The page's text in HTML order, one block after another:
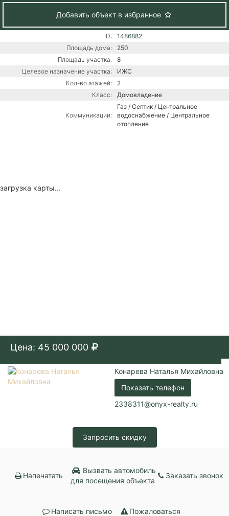
Добавить объект в избранное
ID:
1486882
Площадь дома:
250
Площадь участка:
8
Целевое назначение участка:
ИЖС
Кол-во этажей:
2
Класс:
Домовладение
Коммуникации:
Газ / Септик / Центральное
водоснабжение / Центральное
отопление
загрузка карты...
Цена: 45 000 000
Конарева Наталья Михайловна
Показать телефон
2338311@onyx-realty.ru
Запросить скидку
Напечатать
Вызвать автомобиль
для посещения объекта
Заказать звонок
Написать письмо Пожаловаться